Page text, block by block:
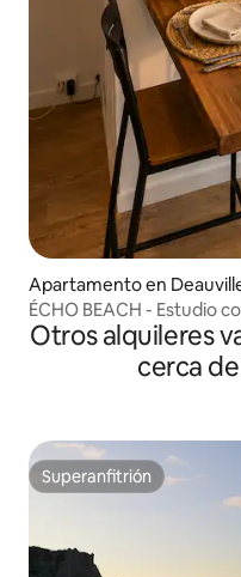
Apartamento en
ÉCHO BEACH - Estudio
Playa a 500 m
Otros alquileres
cerca
Superanfitrión
Superanfitrión